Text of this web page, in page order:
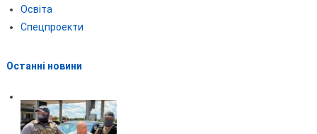
Освіта
Спецпроекти
Останні новини